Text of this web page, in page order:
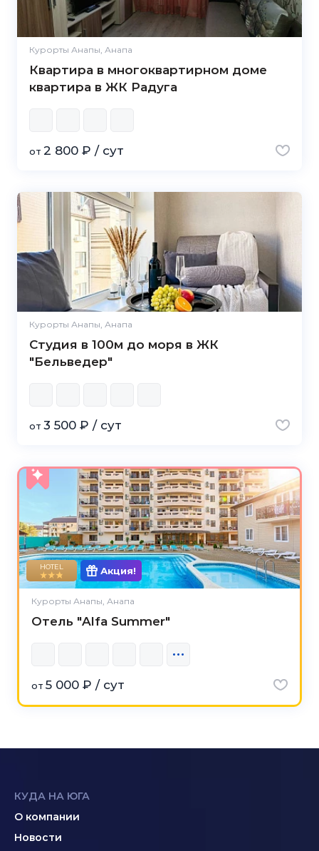
Курорты Анапы, Анапа
Квартира в многоквартирном доме
квартира в ЖК Радуга
от 2 800 ₽ / сут
Курорты Анапы, Анапа
Студия в 100м до моря в ЖК
"Бельведер"
от 3 500 ₽ / сут
HOTEL Акция!
Курорты Анапы, Анапа
Отель "Alfa Summer"
от 5 000 ₽ / сут
КУДА НА ЮГА
О компании
Новости